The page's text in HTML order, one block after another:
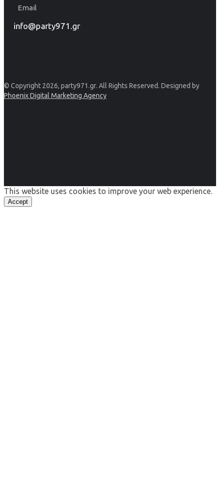
Email
info@party971.gr
© Copyright 2026, party971.gr. All Rights Reserved. Designed by
Phoenix Digital Marketing Agency
This website uses cookies to improve your web experience.
Accept